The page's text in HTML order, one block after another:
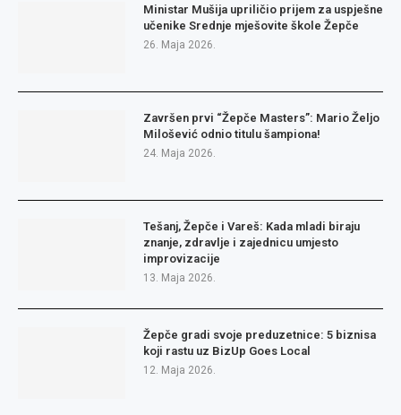
Ministar Mušija upriličio prijem za uspješne
učenike Srednje mješovite škole Žepče
26. Maja 2026.
Završen prvi “Žepče Masters”: Mario Željo
Milošević odnio titulu šampiona!
24. Maja 2026.
Tešanj, Žepče i Vareš: Kada mladi biraju
znanje, zdravlje i zajednicu umjesto
improvizacije
13. Maja 2026.
Žepče gradi svoje preduzetnice: 5 biznisa
koji rastu uz BizUp Goes Local
12. Maja 2026.